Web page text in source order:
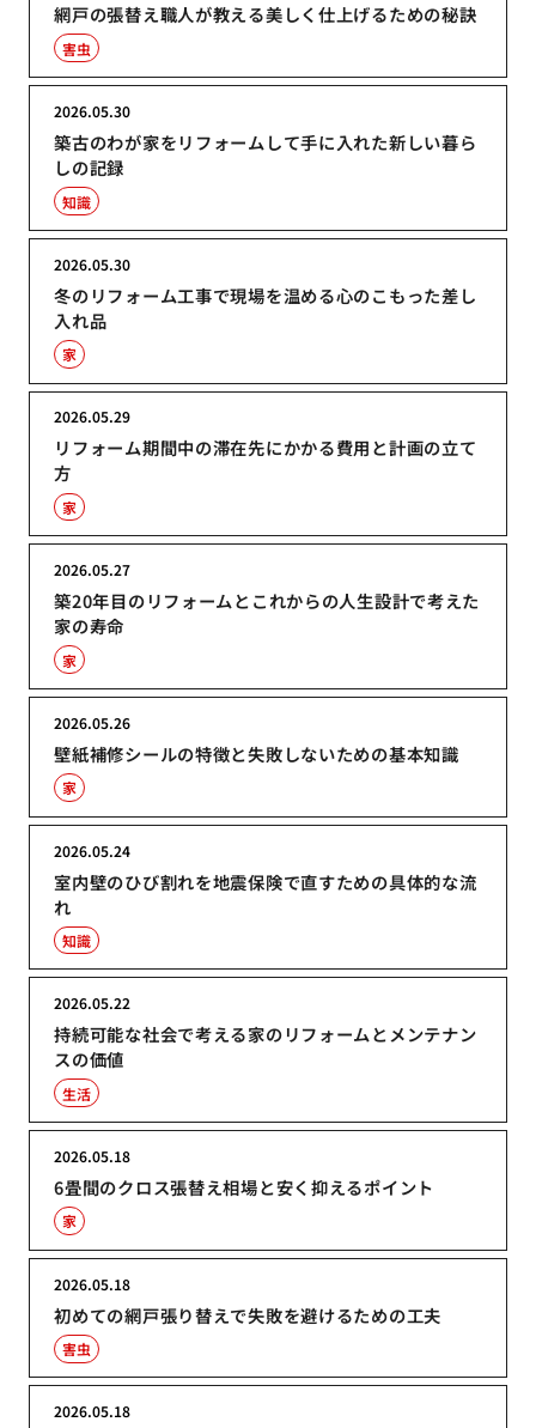
網戸の張替え職人が教える美しく仕上げるための秘訣
害虫
築古のわが家をリフォームして手に入れた新しい暮ら
しの記録
2026.05.30
知識
冬のリフォーム工事で現場を温める心のこもった差し
入れ品
2026.05.30
家
リフォーム期間中の滞在先にかかる費用と計画の立て
方
2026.05.29
家
築20年目のリフォームとこれからの人生設計で考えた
家の寿命
2026.05.27
家
壁紙補修シールの特徴と失敗しないための基本知識
2026.05.26
家
室内壁のひび割れを地震保険で直すための具体的な流
れ
2026.05.24
知識
持続可能な社会で考える家のリフォームとメンテナン
スの価値
2026.05.22
生活
6畳間のクロス張替え相場と安く抑えるポイント
2026.05.18
家
初めての網戸張り替えで失敗を避けるための工夫
2026.05.18
害虫
2026.05.18